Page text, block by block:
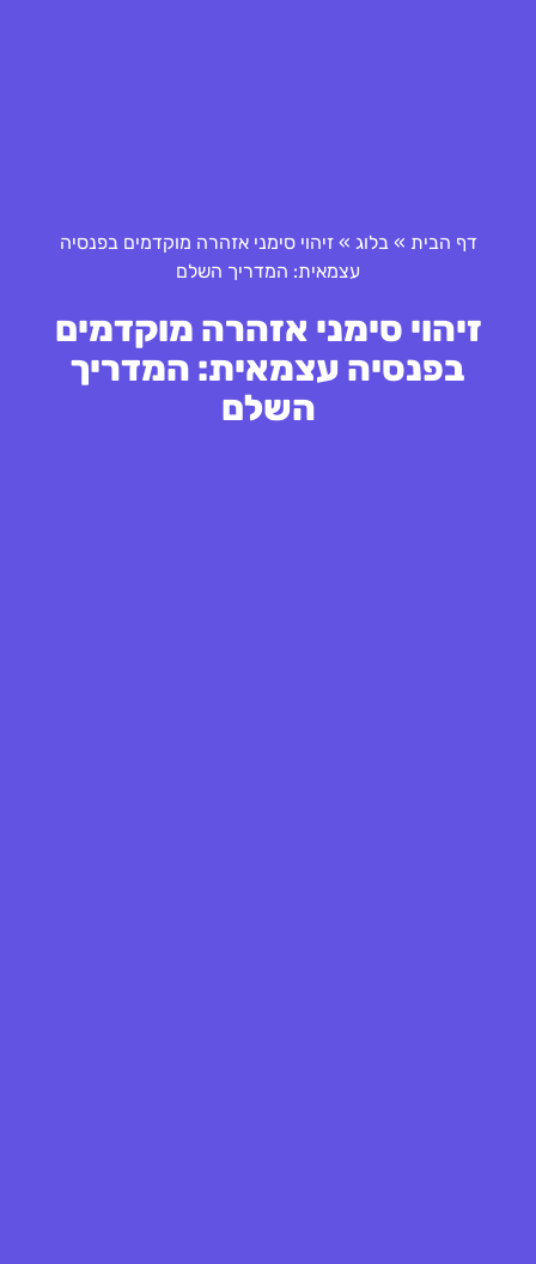
דף הבית »בלוג »זיהוי סימני אזהרה מוקדמים בפנסיה
עצמאית: המדריך השלם
זיהוי סימני אזהרה מוקדמים
בפנסיה עצמאית: המדריך
השלם